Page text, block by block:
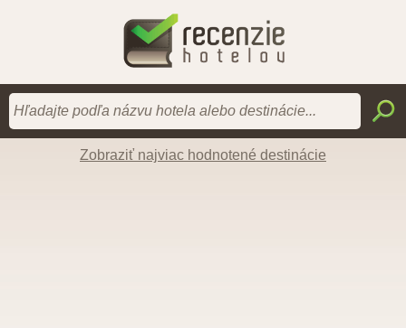
Zobraziť najviac hodnotené destinácie